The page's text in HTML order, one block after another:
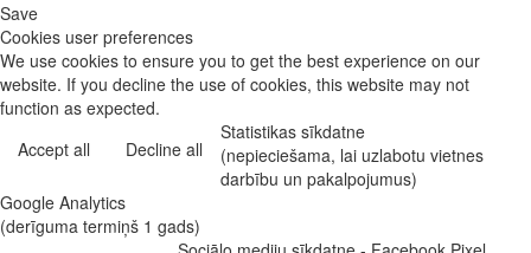
Save
Cookies user preferences
We use cookies to ensure you to get the best experience on our
website. If you decline the use of cookies, this website may not
function as expected.
Accept all
Decline all
Statistikas sīkdatne
(nepieciešama, lai uzlabotu vietnes
darbību un pakalpojumus)
Google Analytics
(derīguma termiņš 1 gads)